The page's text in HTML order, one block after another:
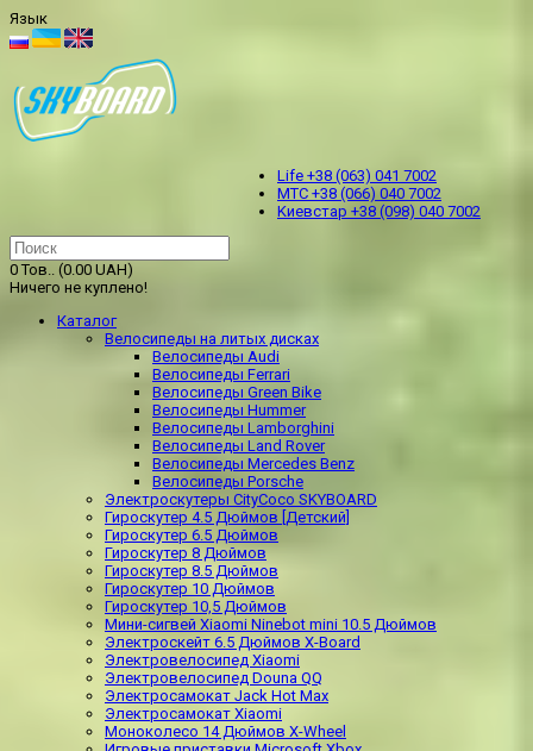
Язык
Life +38 (063) 041 7002
МТС +38 (066) 040 7002
Kиевстар +38 (098) 040 7002
0 Тов.. (0.00 UAH)
Ничего не куплено!
Каталог
Велосипеды на литых дисках
Велосипеды Audi
Велосипеды Ferrari
Велосипеды Green Bike
Велосипеды Hummer
Велосипеды Lamborghini
Велосипеды Land Rover
Велосипеды Mercedes Benz
Велосипеды Porsche
Электроскутеры CityCoco SKYBOARD
Гироскутер 4.5 Дюймов [Детский]
Гироскутер 6.5 Дюймов
Гироскутер 8 Дюймов
Гироскутер 8.5 Дюймов
Гироскутер 10 Дюймов
Гироскутер 10,5 Дюймов
Мини-сигвей Xiaomi Ninebot mini 10.5 Дюймов
Электроскейт 6.5 Дюймов X-Board
Электровелосипед Xiaomi
Электровелосипед Douna QQ
Электросамокат Jack Hot Max
Электросамокат Xiaomi
Моноколесо 14 Дюймов X-Wheel